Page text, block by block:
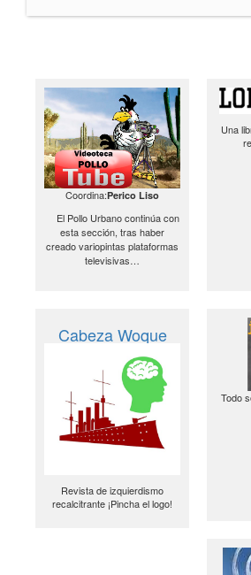
Coordina:Perico Liso
El Pollo Urbano continúa con
esta sección, tras haber
creado variopintas plataformas
televisivas…
Una
Cabeza Woque
Revista de izquierdismo
recalcitrante ¡Pincha el logo!
Todo